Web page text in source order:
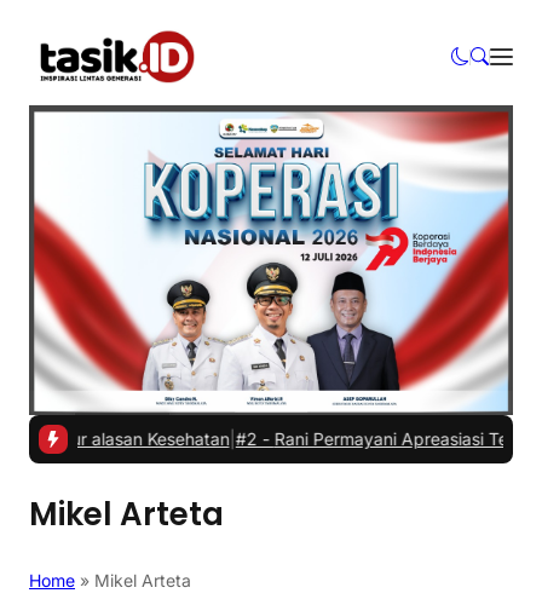
alasan Kesehatan|#2 -Rani Permayani Apreasiasi Teater
Mikel Arteta
Home » Mikel Arteta